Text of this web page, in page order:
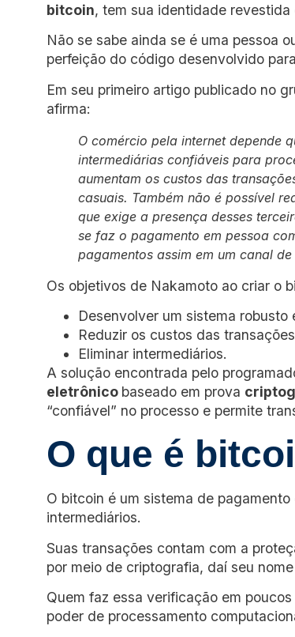
bitcoin, tem sua identidade revestida
Não se sabe ainda se é uma pessoa
perfeição do código desenvolvido
Em seu primeiro artigo publicado no
afirma:
O comércio pela internet depende
intermediárias confiáveis para
aumentam os custos das
casuais. Também não é possível
que exige a presença desses
se faz o pagamento em pessoa
pagamentos assim em um canal
Os objetivos de Nakamoto ao criar o
Desenvolver um sistema
Reduzir os custos das
Eliminar intermediários.
A solução encontrada pelo
eletrônico baseado em prova
“confiável” no processo e permite
O que é
O bitcoin é um sistema de
intermediários.
Suas transações contam com a
por meio de criptografia, daí seu nome
Quem faz essa verificação em
poder de processamento